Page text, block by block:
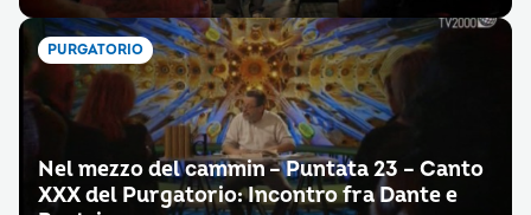
PURGATORIO
Nel mezzo del cammin – Puntata 23 – Canto
XXX del Purgatorio: Incontro fra Dante e